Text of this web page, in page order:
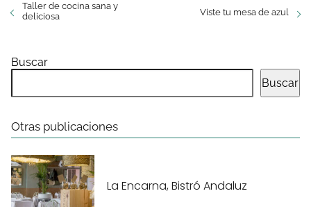
Taller de cocina sana y
deliciosa
Viste tu mesa de azul
Buscar
Buscar
Otras publicaciones
La Encarna, Bistró Andaluz